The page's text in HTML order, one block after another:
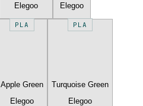
Elegoo
Elegoo
PLA
Apple Green
Elegoo
PLA
Turquoise Green
Elegoo